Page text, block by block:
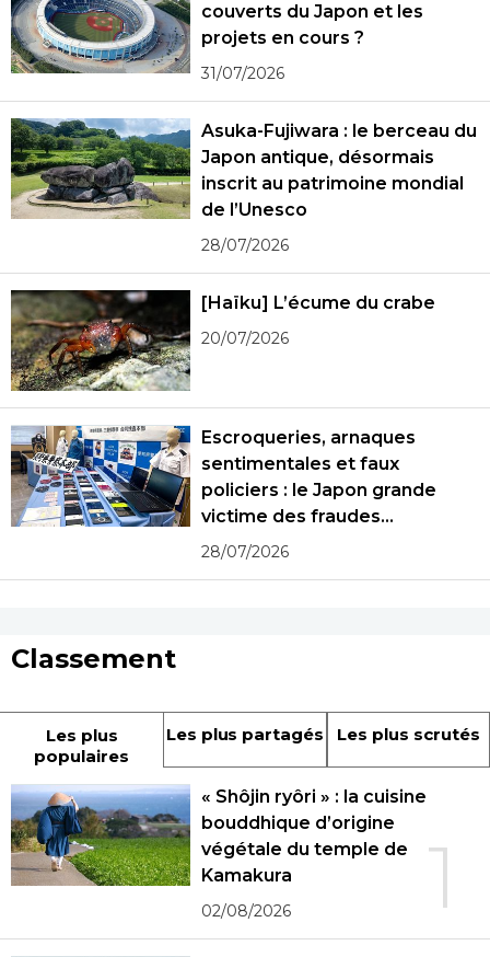
couverts du Japon et les
projets en cours ?
31/07/2026
Asuka-Fujiwara : le berceau du
Japon antique, désormais
inscrit au patrimoine mondial
de l’Unesco
28/07/2026
[Haïku] L’écume du crabe
20/07/2026
Escroqueries, arnaques
sentimentales et faux
policiers : le Japon grande
victime des fraudes
spécialisées
28/07/2026
Classement
Les plus
populaires
Les plus partagés Les plus scrutés
1
« Shôjin ryôri » : la cuisine
bouddhique d’origine
végétale du temple de
Kamakura
02/08/2026